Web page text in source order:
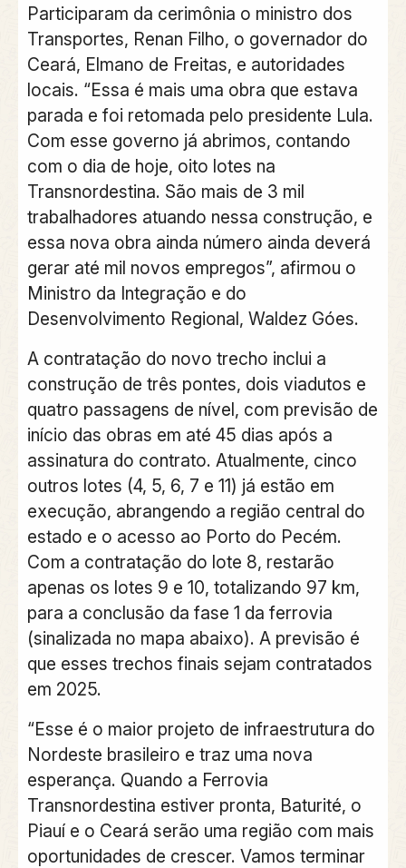
Participaram da cerimônia o ministro dos
Transportes, Renan Filho, o governador do
Ceará, Elmano de Freitas, e autoridades
locais. “Essa é mais uma obra que estava
parada e foi retomada pelo presidente Lula.
Com esse governo já abrimos, contando
com o dia de hoje, oito lotes na
Transnordestina. São mais de 3 mil
trabalhadores atuando nessa construção, e
essa nova obra ainda número ainda deverá
gerar até mil novos empregos”, afirmou o
Ministro da Integração e do
Desenvolvimento Regional, Waldez Góes.
A contratação do novo trecho inclui a
construção de três pontes, dois viadutos e
quatro passagens de nível, com previsão de
início das obras em até 45 dias após a
assinatura do contrato. Atualmente, cinco
outros lotes (4, 5, 6, 7 e 11) já estão em
execução, abrangendo a região central do
estado e o acesso ao Porto do Pecém.
Com a contratação do lote 8, restarão
apenas os lotes 9 e 10, totalizando 97 km,
para a conclusão da fase 1 da ferrovia
(sinalizada no mapa abaixo). A previsão é
que esses trechos finais sejam contratados
em 2025.
“Esse é o maior projeto de infraestrutura do
Nordeste brasileiro e traz uma nova
esperança. Quando a Ferrovia
Transnordestina estiver pronta, Baturité, o
Piauí e o Ceará serão uma região com mais
oportunidades de crescer. Vamos terminar